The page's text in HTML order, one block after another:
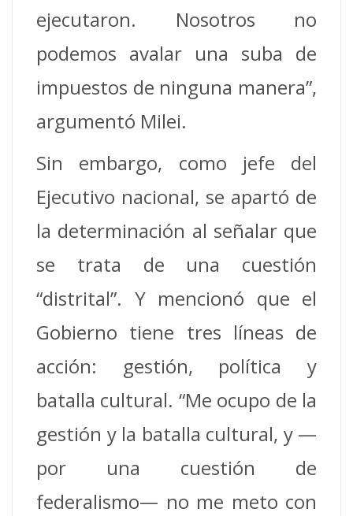
ejecutaron. Nosotros no
podemos avalar una suba de
impuestos de ninguna manera”,
argumentó Milei.
Sin embargo, como jefe del
Ejecutivo nacional, se apartó de
la determinación al señalar que
se trata de una cuestión
“distrital”. Y mencionó que el
Gobierno tiene tres líneas de
acción: gestión, política y
batalla cultural. “Me ocupo de la
gestión y la batalla cultural, y —
por una cuestión de
federalismo— no me meto con